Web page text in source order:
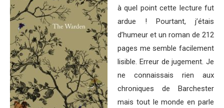
à quel point cette lecture fut
ardue ! Pourtant, j’étais
d’humeur et un roman de 212
pages me semble facilement
lisible. Erreur de jugement. Je
ne connaissais rien aux
chroniques de Barchester
mais tout le monde en parle